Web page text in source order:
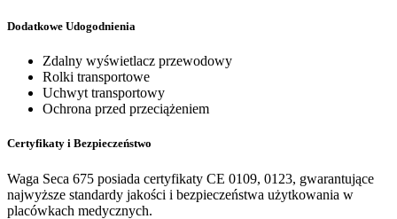
Dodatkowe Udogodnienia
Zdalny wyświetlacz przewodowy
Rolki transportowe
Uchwyt transportowy
Ochrona przed przeciążeniem
Certyfikaty i Bezpieczeństwo
Waga Seca 675 posiada certyfikaty CE 0109, 0123, gwarantujące
najwyższe standardy jakości i bezpieczeństwa użytkowania w
placówkach medycznych.